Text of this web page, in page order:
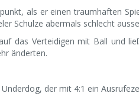
als er einen traumhaften
Schulze abermals schlecht
das Verteidigen mit Ball und
änderten.
der mit 4:1 ein